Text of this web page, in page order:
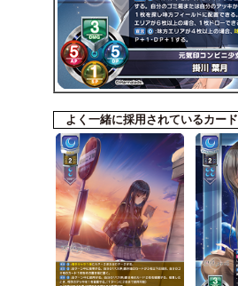
よく一緒に採用されているカード